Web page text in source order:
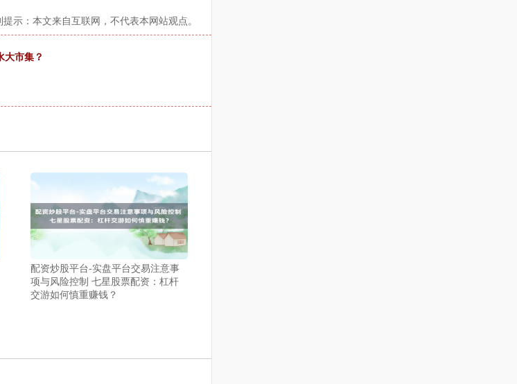
示：本文来自互联网，不代表本网站观点。
市集？
配资炒股平台-实盘平台交易注意事
项与风险控制 七星股票配资：杠杆
交游如何慎重赚钱？